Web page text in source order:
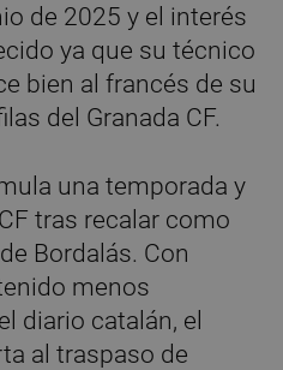
de 2025 y el interés
ya que su técnico
bien al francés de su
del Granada CF.
una temporada y
tras recalar como
Bordalás. Con
menos
diario catalán, el
al traspaso de